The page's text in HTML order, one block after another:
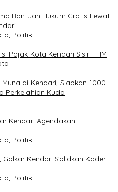
Bantuan Hukum Gratis Lewat
Politik
Pajak Kota Kendari Sisir THM
di Kendari, Siapkan 1000
Perkelahian Kuda
Kendari Agendakan
Politik
Kendari Solidkan Kader
Politik